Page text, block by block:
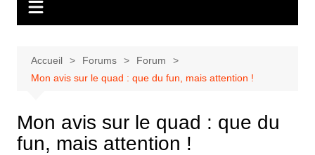
Accueil Forums
Forum
Mon avis sur le quad : que du fun, mais attention !
Mon avis sur le quad : que du
fun, mais attention !